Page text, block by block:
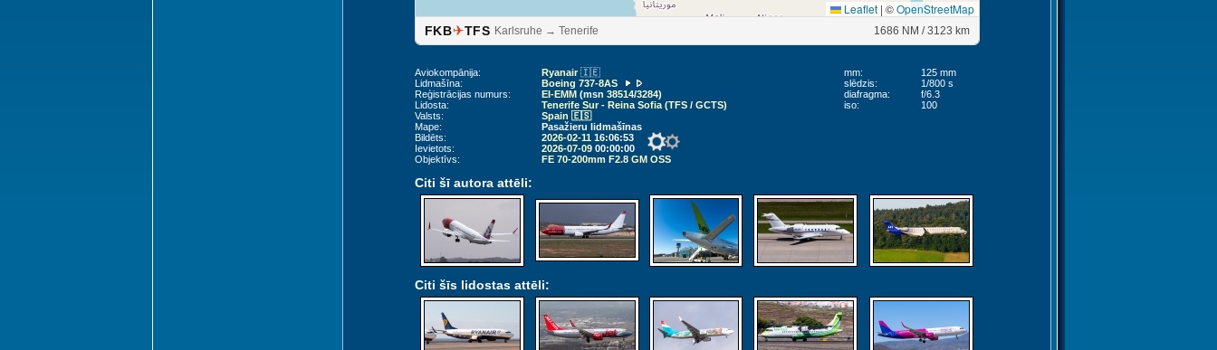
Leaflet | ©OpenStreetMap
FKB✈TFS Karlsruhe → Tenerife 1686 NM / 3123 km
Aviokompānija: Ryanair🇮🇪
Lidmašīna:
Boeing 737-8AS
Reģistrācijas numurs:
EI-EMM(msn 38514/3284)
Lidosta:
Tenerife Sur - Reina Sofia (TFS / GCTS)
Valsts:
Spain 🇪🇸
Mape:
Pasažieru lidmašīnas
Bildēts:
2026-02-1116:06:53
Ievietots:
2026-07-0900:00:00
Objektīvs:
FE 70-200mm F2.8 GM OSS
mm:
125 mm
slēdzis:
1/800 s
diafragma:
f/6.3
iso:
100
Citi šī autora attēli:
Citi šīs lidostas attēli: